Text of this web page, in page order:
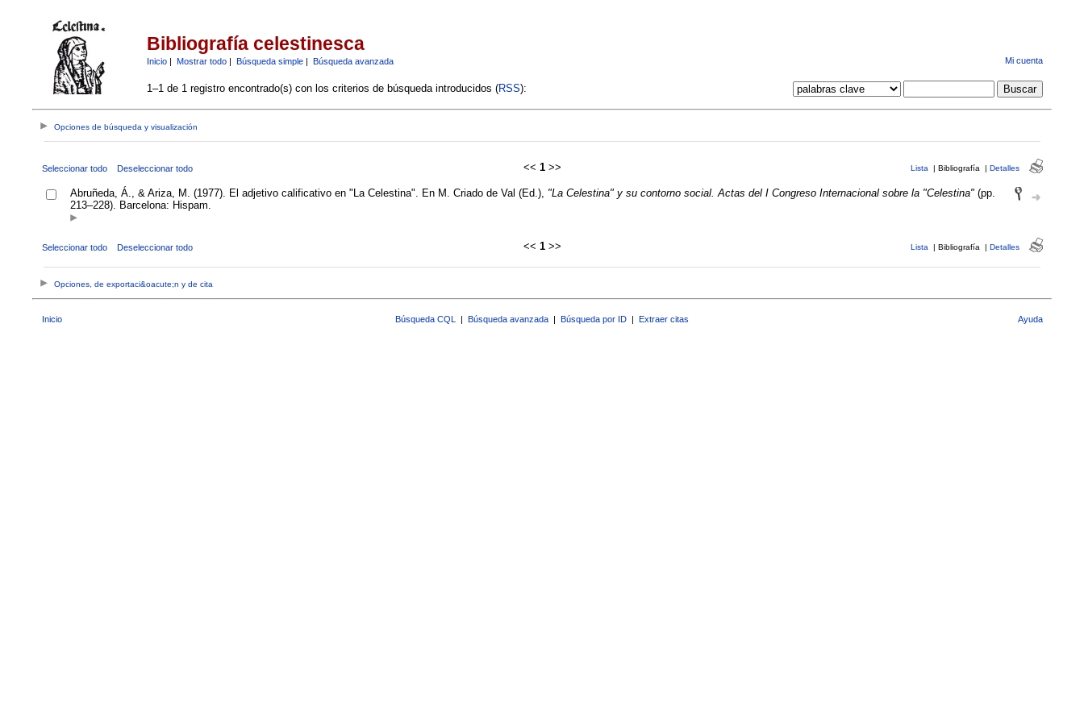
Bibliografía celestinesca
Inicio| Mostrar todo| Búsqueda simple| Búsqueda avanzada Mi cuenta
1–1 de 1 registro encontrado(s) con los criterios de búsqueda introducidos (RSS):
Opciones de búsqueda y visualización
Seleccionar todo Deseleccionar todo << 1>> Lista | Bibliografía | Detalles
Abruñeda, Á., & Ariza, M. (1977). El adjetivo calificativo en "La Celestina". En M. Criado de Val (Ed.), "La Celestina" y su contorno social. Actas del I Congreso Internacional sobre la "Celestina"(pp.
213–228). Barcelona: Hispam.
Seleccionar todo Deseleccionar todo << 1>> Lista | Bibliografía | Detalles
Opciones, de exportaci&oacute;n y de cita
Inicio Búsqueda CQL | Búsqueda avanzada | Búsqueda por ID | Extraer citas Ayuda